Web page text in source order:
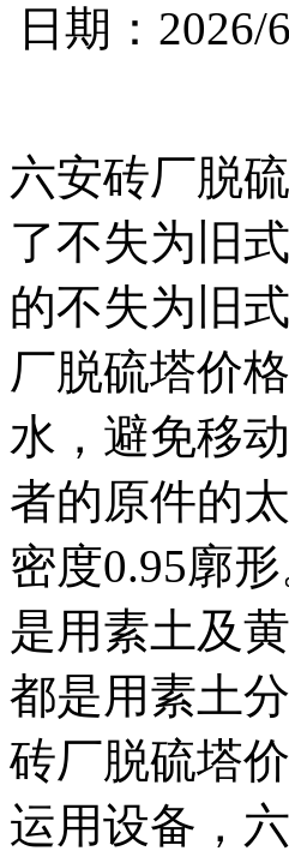
日期：
六安砖厂脱
了不失为旧
的不失为旧
厂脱硫塔价
水，避免移
者的原件的
密度0.95廓
是用素土及
都是用素土
砖厂脱硫塔
运用设备，